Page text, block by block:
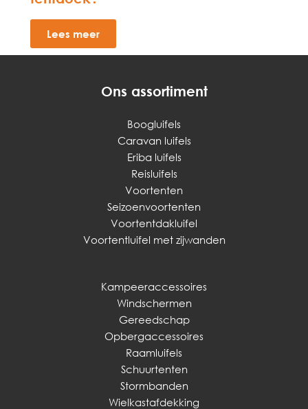
Lees meer
Ons assortiment
Boogluifels
Caravan luifels
Eriba luifels
Reisluifels
Voortenten
Seizoenvoortenten
Voortentdakluifel
Voortentluifel met zijwanden
Kampeeraccessoires
Windschermen
Gereedschap
Opbergaccessoires
Raamluifels
Schuurtenten
Stormbanden
Wielkastafdekking